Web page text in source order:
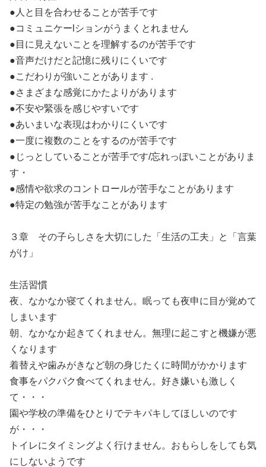
●人と目を合わせることが苦手です
●コミュニケーlションがうまくとれません
●目に見えないことを理解するのが苦手です
●音声だけだと記憶に残りにくいです
●こだわりが強いことがあります .
●さまざまな感覚にかたよりがあります
●不安や緊張を感じやすいです
●あいまいな表現はわかりにくいです
●一度に複数のことをするのが苦手です
●じっとしていることが苦手です/忘れっぽいことがありま
す・
●感情や欲求のコントロールが苦手なことがあります
●特定の勉強が苦手なことがあります
３章 その子らしさを大切にした「生活の工夫」と「言葉
がけ」
生活習慣
夜、なかなか寝てくれません。眠っても夜申に目が覚めて
しまいます
朝、なかなか起きてくれません。無理に起こすと機嫌が悪
くなります
着替えや歯みがきなど朝の身じたくに時間がかかります
食事をパクパク食べてくれません。好き嫌いも激しく
て・・・
園や学校の準備をひとりでテキパキしてほしいのです
が・・・
トイレにタイミングよく行けません。おもらしをしても気
にしないようです